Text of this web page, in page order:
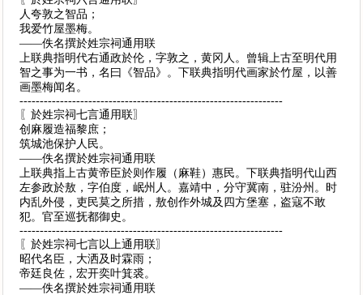
人夸敦之智品；
我爱竹屋墨梅。
——佚名撰於姓宗祠通用联
上联典指明代右通政於伦，字敦之，黄冈人。曾辑上古至明代用
智之事为一书，名曰《智品》。下联典指明代画家於竹屋，以善
画墨梅闻名。
-----------------------------------------------------------------
〖於姓宗祠七言通用联〗
创麻履造福黎庶；
筑城池保护人民。
——佚名撰於姓宗祠通用联
上联典指上古黄帝臣於则作履（麻鞋）惠民。下联典指明代山西
左参政於敖，字伯度，岷州人。嘉靖中，分守冀南，驻汾州。时
内乱外侵，吏民莫之所措，敖创作外城及四方堡塞，盗寇不敢
犯。官至巡抚都御史。
-----------------------------------------------------------------
〖於姓宗祠七言以上通用联〗
昭代名臣，大洒及时霖雨；
帝廷良佐，宏开奕叶箕裘。
——佚名撰於姓宗祠通用联